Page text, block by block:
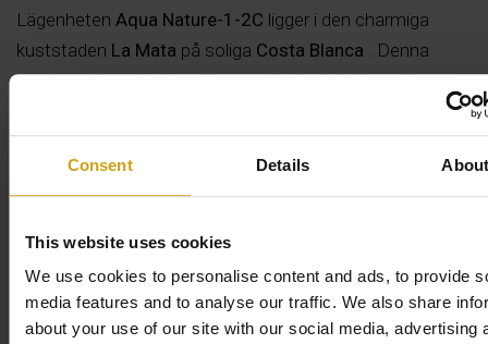
Consent Details About
This website uses cookies
We use cookies to personalise content and ads, to provide
media features and to analyse our traffic. We also share
about your use of our site with our social media, advertising
Lägenheten Aqua Nature-1-2C ligger i den charmiga
kuststaden La Mata på soliga Costa Blanca . Denna
moderna lägenhet kombinerar ett idealiskt läge nära
vistelse året runt.
Utöver de funktioner och bekvämligheter som redan
nämnts har lägenheten
två sovrum två badrum och ett
fullt utrustat kök med en Dolce Gusto-kaffemaskin. Ett
sovrum har en dubbelsäng(150 x 200 cm)och ett eget
Läs mer
Karta